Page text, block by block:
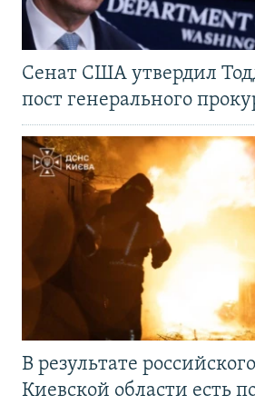
Сенат США утвердил
пост генерального
В результате
Киевской области есть